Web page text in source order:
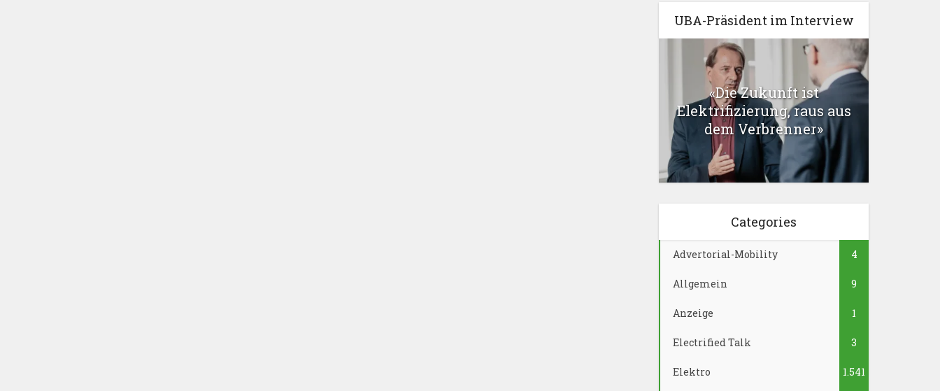
UBA-Präsident im Interview
«Die Zukunft ist
Elektrifizierung, raus aus
dem Verbrenner»
Categories
Advertorial-Mobility 4
Allgemein 9
Anzeige 1
Electrified Talk 3
Elektro 1.541